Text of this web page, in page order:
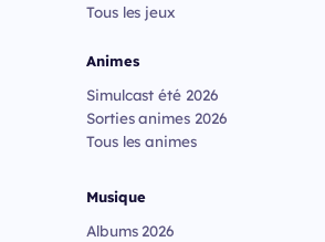
Tous les jeux
Animes
Simulcast été 2026
Sorties animes 2026
Tous les animes
Musique
Albums 2026